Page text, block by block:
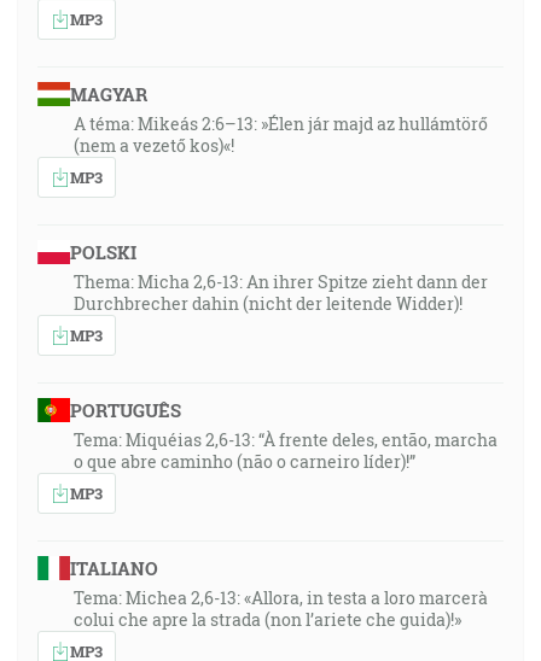
MP3
MAGYAR
A téma: Mikeás 2:6–13: »Élen jár majd az hullámtörő
(nem a vezető kos)«!
MP3
POLSKI
Thema: Micha 2,6-13: An ihrer Spitze zieht dann der
Durchbrecher dahin (nicht der leitende Widder)!
MP3
PORTUGUÊS
Tema: Miquéias 2,6-13: “À frente deles, então, marcha
o que abre caminho (não o carneiro líder)!”
MP3
ITALIANO
Tema: Michea 2,6-13: «Allora, in testa a loro marcerà
colui che apre la strada (non l’ariete che guida)!»
MP3